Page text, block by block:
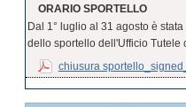
ORARIO SPORTELLO
Dal 1° luglio al 31 agosto è
dello sportello dell'Ufficio Tutele
chiusura